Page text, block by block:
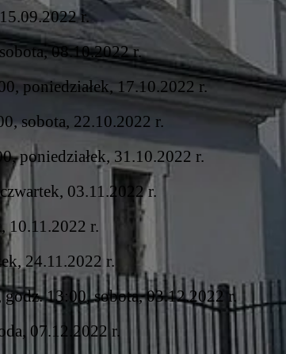
r.
08.10.2022 r.
poniedziałek, 17.10.2022 r.
sobota, 22.10.2022 r.
poniedziałek, 31.10.2022 r.
03.11.2022 r.
10.11.2022 r.
24.11.2022 r.
13:00, sobota, 03.12.2022 r.
07.12.2022 r.